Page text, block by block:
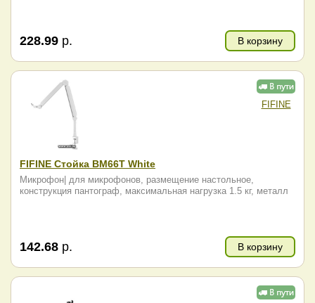
228.99 р. В корзину
FIFINE
FIFINE Стойка BM66T White
Микрофон| для микрофонов, размещение настольное,
конструкция пантограф, максимальная нагрузка 1.5 кг, металл
142.68 р. В корзину